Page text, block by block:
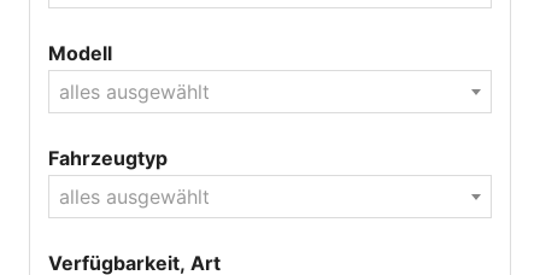
Modell
alles ausgewählt
Fahrzeugtyp
alles ausgewählt
Verfügbarkeit, Art